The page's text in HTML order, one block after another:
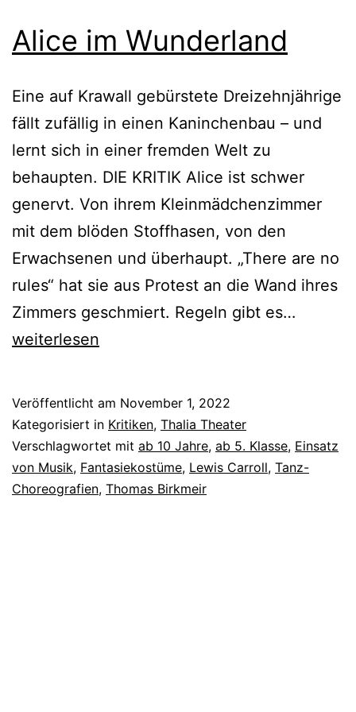
Alice im Wunderland
Eine auf Krawall gebürstete Dreizehnjährige
fällt zufällig in einen Kaninchenbau – und
lernt sich in einer fremden Welt zu
behaupten. DIE KRITIK Alice ist schwer
genervt. Von ihrem Kleinmädchenzimmer
mit dem blöden Stoffhasen, von den
Erwachsenen und überhaupt. „There are no
rules“ hat sie aus Protest an die Wand ihres
Zimmers geschmiert. Regeln gibt es…
weiterlesen
Veröffentlicht am November 1, 2022
Kategorisiert in Kritiken, Thalia Theater
Verschlagwortet mit ab 10 Jahre, ab 5. Klasse, Einsatz
von Musik, Fantasiekostüme, Lewis Carroll, Tanz-
Choreografien, Thomas Birkmeir